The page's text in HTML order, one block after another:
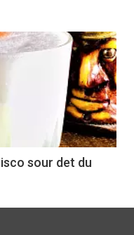
sour det du